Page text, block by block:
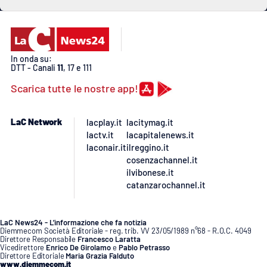
Buona Sanità Calabria
LAC
NETWORK
In onda su:
DTT - Canali 11, 17 e 111
Scarica tutte le nostre app!
LaC Network
lacplay.it
lactv.it
laconair.it
lacitymag.it
lacapitalenews.it
ilreggino.it
cosenzachannel.it
ilvibonese.it
catanzarochannel.it
LaC News24 - L’informazione che fa notizia
Diemmecom Società Editoriale - reg. trib. VV 23/05/1989 n°68 - R.O.C. 4049
Direttore Responsabile Francesco Laratta
Vicedirettore Enrico De GirolamoePablo Petrasso
Direttore Editoriale Maria Grazia Falduto
www.diemmecom.it